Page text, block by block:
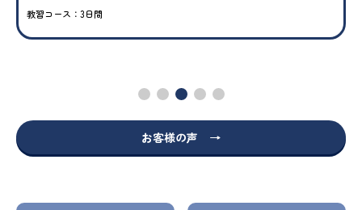
教習コース：3日間
お客様の声 →